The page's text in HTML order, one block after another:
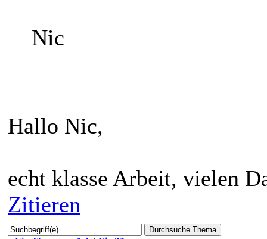
Nic
Hallo Nic,
echt klasse Arbeit, vielen
Zitieren